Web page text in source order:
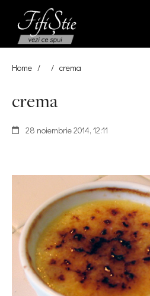
Home / / crema
crema
28 noiembrie 2014, 12:11